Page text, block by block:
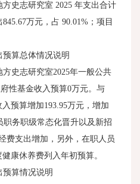
方史志研究室 2025 年支出合计
845.67万元，占 90.01% ；项目
预算总体情况说明
方史志研究室2025年一般公共
性基金收入预算0万元。与
预算增加193.95万元，增加
职务职级常态化晋升以及新招
费支出增加，另外，在职人员
康休养费列入年初预算。
算情况说明